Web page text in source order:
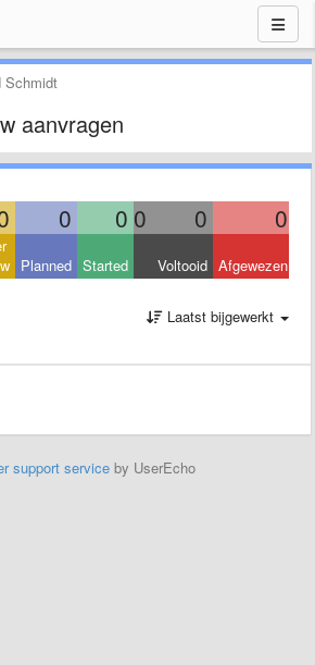
Schmidt
aanvragen
0 0 0 0 0
Planned Started Voltooid Afgewezen
Laatst bijgewerkt
support service by UserEcho